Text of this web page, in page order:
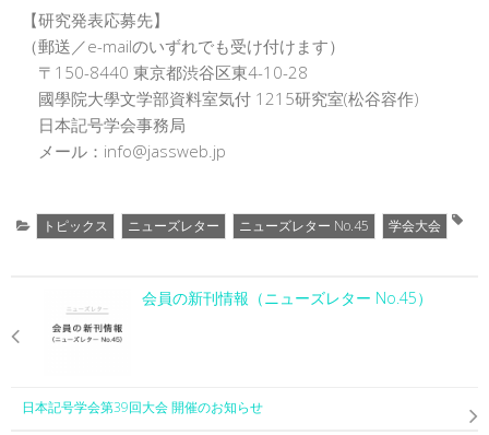
【研究発表応募先】
（郵送／e-mailのいずれでも受け付けます）
〒150-8440 東京都渋谷区東4-10-28
國學院大學文学部資料室気付 1215研究室(松谷容作)
日本記号学会事務局
メール：info@jassweb.jp
トピックス ニューズレター ニューズレター No.45 学会大会
会員の新刊情報（ニューズレター No.45）
日本記号学会第39回大会 開催のお知らせ